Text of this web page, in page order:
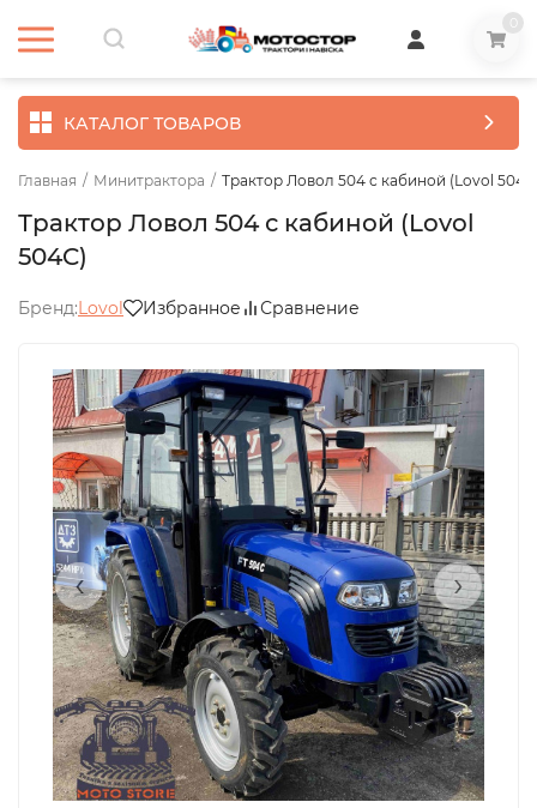
КАТАЛОГ ТОВАРОВ
Главная / Минитрактора / Трактор Ловол 504 с кабиной (Lovol
Трактор Ловол 504 с кабиной (Lovol
504C)
Бренд:Lovol Избранное Сравнение
‹ ›